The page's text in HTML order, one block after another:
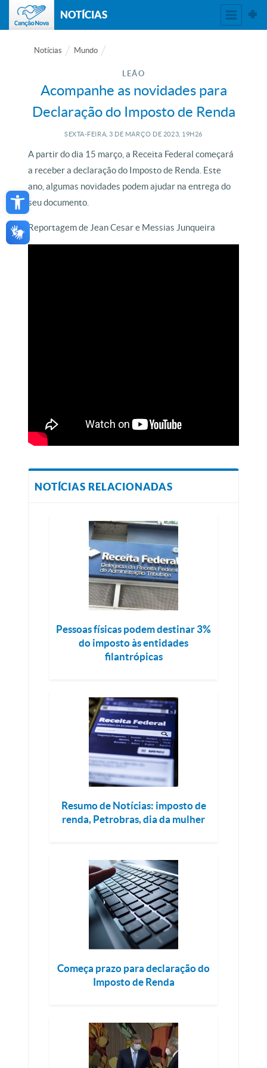
Open toolbar
NOTÍCIAS
Notícias Mundo
LEÃO
Acompanhe as novidades para
Declaração do Imposto de Renda
SEXTA-FEIRA, 3 DE MARÇO DE 2023, 19H26
A partir do dia 15 março, a Receita Federal começará
a receber a declaração do Imposto de Renda. Este
ano, algumas novidades podem ajudar na entrega do
seu documento.
Reportagem de Jean Cesar e Messias Junqueira
NOTÍCIAS RELACIONADAS
Pessoas físicas podem destinar 3%
do imposto às entidades
filantrópicas
Resumo de Notícias: imposto de
renda, Petrobras, dia da mulher
Começa prazo para declaração do
Imposto de Renda